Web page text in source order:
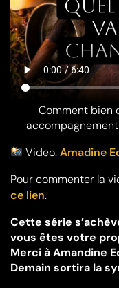
Comment bien
Video:Amadine
Pour commenter la
ce lien.
Cette série
vous êtes votre
Merci à Amandine
Demain sortira la